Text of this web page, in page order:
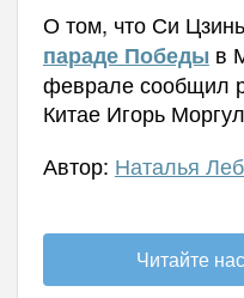
О том, что Си
параде Победы в
феврале сообщил
Китае Игорь
Автор: Наталья
Читайте